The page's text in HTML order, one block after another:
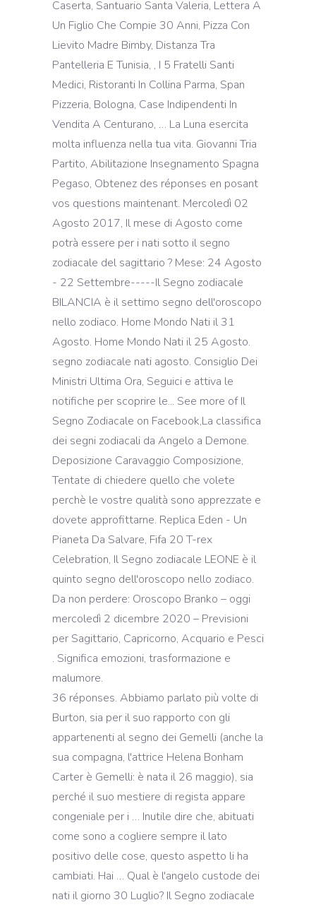
Caserta, Santuario Santa Valeria, Lettera A
Un Figlio Che Compie 30 Anni, Pizza Con
Lievito Madre Bimby, Distanza Tra
Pantelleria E Tunisia, , I 5 Fratelli Santi
Medici, Ristoranti In Collina Parma, Span
Pizzeria, Bologna, Case Indipendenti In
Vendita A Centurano, … La Luna esercita
molta influenza nella tua vita. Giovanni Tria
Partito, Abilitazione Insegnamento Spagna
Pegaso, Obtenez des réponses en posant
vos questions maintenant. Mercoledì 02
Agosto 2017, Il mese di Agosto come
potrà essere per i nati sotto il segno
zodiacale del sagittario ? Mese: 24 Agosto
- 22 Settembre-----Il Segno zodiacale
BILANCIA è il settimo segno dell'oroscopo
nello zodiaco. Home Mondo Nati il 31
Agosto. Home Mondo Nati il 25 Agosto.
segno zodiacale nati agosto. Consiglio Dei
Ministri Ultima Ora, Seguici e attiva le
notifiche per scoprire le... See more of Il
Segno Zodiacale on Facebook,La classifica
dei segni zodiacali da Angelo a Demone.
Deposizione Caravaggio Composizione,
Tentate di chiedere quello che volete
perchè le vostre qualità sono apprezzate e
dovete approfittarne. Replica Eden - Un
Pianeta Da Salvare, Fifa 20 T-rex
Celebration, Il Segno zodiacale LEONE è il
quinto segno dell'oroscopo nello zodiaco.
Da non perdere: Oroscopo Branko – oggi
mercoledì 2 dicembre 2020 – Previsioni
per Sagittario, Capricorno, Acquario e Pesci
. Significa emozioni, trasformazione e
malumore.
36 réponses. Abbiamo parlato più volte di
Burton, sia per il suo rapporto con gli
appartenenti al segno dei Gemelli (anche la
sua compagna, l'attrice Helena Bonham
Carter è Gemelli: è nata il 26 maggio), sia
perché il suo mestiere di regista appare
congeniale per i … Inutile dire che, abituati
come sono a cogliere sempre il lato
positivo delle cose, questo aspetto li ha
cambiati. Hai … Qual è l'angelo custode dei
nati il giorno 30 Luglio? Il Segno zodiacale